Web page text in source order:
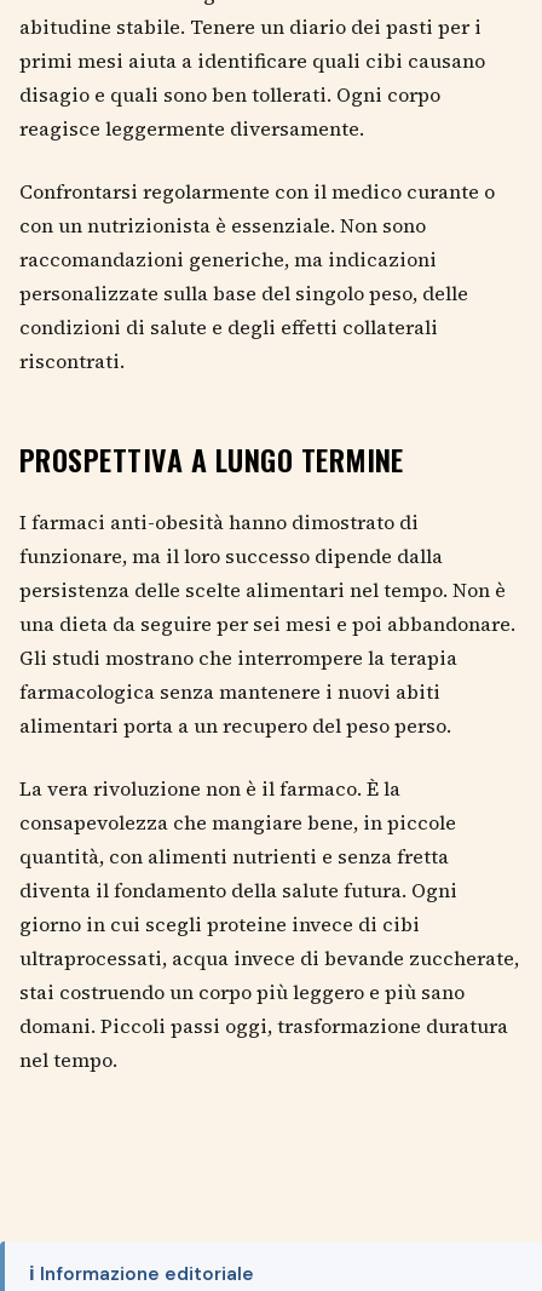
abitudine stabile. Tenere un diario dei pasti per i
primi mesi aiuta a identificare quali cibi causano
disagio e quali sono ben tollerati. Ogni corpo
reagisce leggermente diversamente.
Confrontarsi regolarmente con il medico curante o
con un nutrizionista è essenziale. Non sono
raccomandazioni generiche, ma indicazioni
personalizzate sulla base del singolo peso, delle
condizioni di salute e degli effetti collaterali
riscontrati.
PROSPETTIVA A LUNGO TERMINE
I farmaci anti-obesità hanno dimostrato di
funzionare, ma il loro successo dipende dalla
persistenza delle scelte alimentari nel tempo. Non è
una dieta da seguire per sei mesi e poi abbandonare.
Gli studi mostrano che interrompere la terapia
farmacologica senza mantenere i nuovi abiti
alimentari porta a un recupero del peso perso.
La vera rivoluzione non è il farmaco. È la
consapevolezza che mangiare bene, in piccole
quantità, con alimenti nutrienti e senza fretta
diventa il fondamento della salute futura. Ogni
giorno in cui scegli proteine invece di cibi
ultraprocessati, acqua invece di bevande zuccherate,
stai costruendo un corpo più leggero e più sano
domani. Piccoli passi oggi, trasformazione duratura
nel tempo.
ℹ️ Informazione editoriale